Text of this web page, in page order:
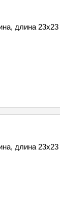
длина 23х23
длина 23х23